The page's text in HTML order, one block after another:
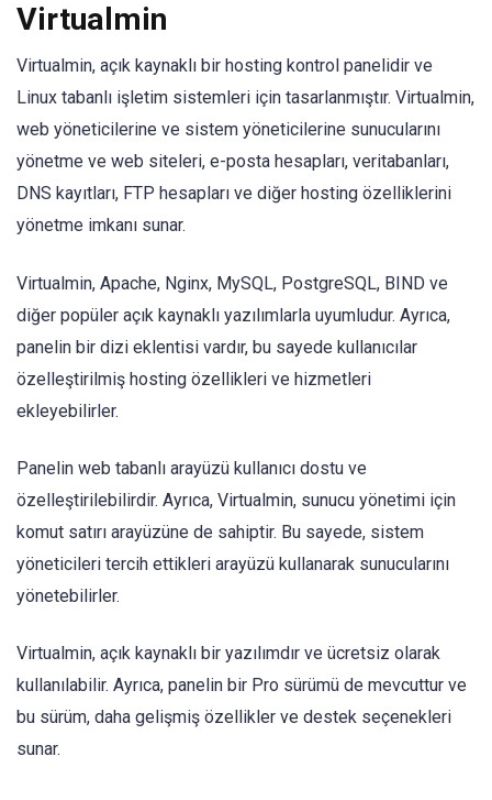
Virtualmin
Virtualmin, açık kaynaklı bir hosting kontrol panelidir ve
Linux tabanlı işletim sistemleri için tasarlanmıştır. Virtualmin,
web yöneticilerine ve sistem yöneticilerine sunucularını
yönetme ve web siteleri, e-posta hesapları, veritabanları,
DNS kayıtları, FTP hesapları ve diğer hosting özelliklerini
yönetme imkanı sunar.
Virtualmin, Apache, Nginx, MySQL, PostgreSQL, BIND ve
diğer popüler açık kaynaklı yazılımlarla uyumludur. Ayrıca,
panelin bir dizi eklentisi vardır, bu sayede kullanıcılar
özelleştirilmiş hosting özellikleri ve hizmetleri
ekleyebilirler.
Panelin web tabanlı arayüzü kullanıcı dostu ve
özelleştirilebilirdir. Ayrıca, Virtualmin, sunucu yönetimi için
komut satırı arayüzüne de sahiptir. Bu sayede, sistem
yöneticileri tercih ettikleri arayüzü kullanarak sunucularını
yönetebilirler.
Virtualmin, açık kaynaklı bir yazılımdır ve ücretsiz olarak
kullanılabilir. Ayrıca, panelin bir Pro sürümü de mevcuttur ve
bu sürüm, daha gelişmiş özellikler ve destek seçenekleri
sunar.